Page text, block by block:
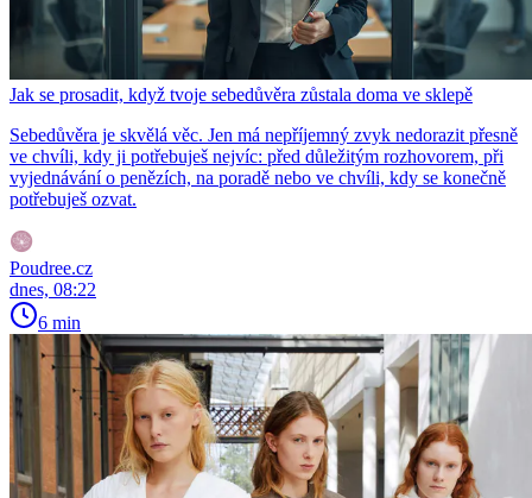
Jak se prosadit, když tvoje sebedůvěra zůstala doma ve sklepě
Sebedůvěra je skvělá věc. Jen má nepříjemný zvyk nedorazit přesně
ve chvíli, kdy ji potřebuješ nejvíc: před důležitým rozhovorem, při
vyjednávání o penězích, na poradě nebo ve chvíli, kdy se konečně
potřebuješ ozvat.
Poudree.cz
dnes, 08:22
6 min